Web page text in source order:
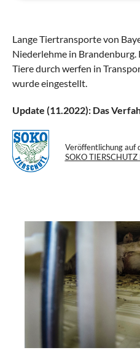
Lange Tiertransporte von
Niederlehme in Brandenburg.
Tiere durch werfen in
wurde eingestellt.
Update (11.2022): Das
Veröffentlichung auf
SOKO TIERSCHUTZ